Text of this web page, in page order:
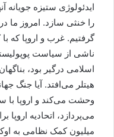
ایدئولوژی ستیزه جویانه
را خنثی سازد. امروز ما
گرفتیم. غرب و اروپا که
ناشی از سیاست
اسلامی درگیر بود،
هیتلر می‌افتد. آیا جنگ
وحشت می‌کند و اروپا با